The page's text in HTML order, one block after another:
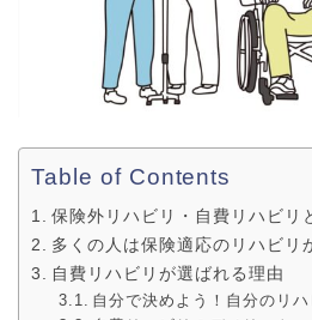
Table of Contents
保険外リハビリ・自費リハビリ
多くの人は保険適応のリハビリ
自費リハビリが選ばれる理由
自分で決めよう！自分のリハ